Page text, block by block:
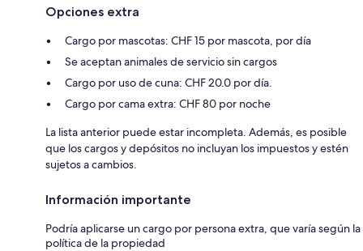
Opciones extra
Cargo por mascotas: CHF 15 por mascota, por día
Se aceptan animales de servicio sin cargos
Cargo por uso de cuna: CHF 20.0 por día.
Cargo por cama extra: CHF 80 por noche
La lista anterior puede estar incompleta. Además, es posible
que los cargos y depósitos no incluyan los impuestos y estén
sujetos a cambios.
Información importante
Podría aplicarse un cargo por persona extra, que varía según la
política de la propiedad